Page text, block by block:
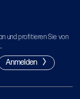
und profitieren Sie von
Anmelden